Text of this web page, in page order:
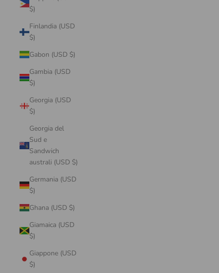
$)
Finlandia (USD
$)
Gabon (USD $)
Gambia (USD
$)
Georgia (USD
$)
Georgia del
Sud e
Sandwich
australi (USD $)
Germania (USD
$)
Ghana (USD $)
Giamaica (USD
$)
Giappone (USD
$)